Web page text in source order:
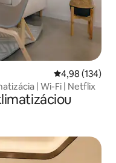
Priemerné
4,98 (134)
| Wi-Fi | Netflix